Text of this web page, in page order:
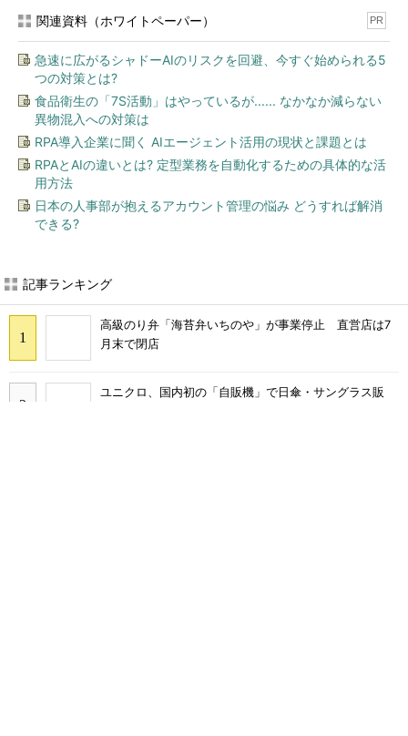
関連資料（ホワイトペーパー） PR
急速に広がるシャドーAIのリスクを回避、今すぐ始められる5
つの対策とは?
食品衛生の「7S活動」はやっているが...... なかなか減らない
異物混入への対策は
RPA導入企業に聞く AIエージェント活用の現状と課題とは
RPAとAIの違いとは? 定型業務を自動化するための具体的な活
用方法
日本の人事部が抱えるアカウント管理の悩み どうすれば解消
できる?
記事ランキング
高級のり弁「海苔弁いちのや」が事業停止 直営店は7
月末で閉店
ユニクロ、国内初の「自販機」で日傘・サングラス販